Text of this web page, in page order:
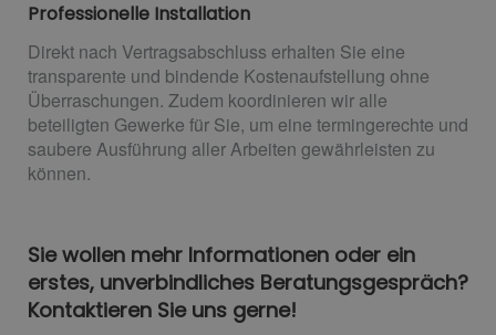
Professionelle Installation
Direkt nach Vertragsabschluss erhalten Sie eine
transparente und bindende Kostenaufstellung ohne
Überraschungen. Zudem koordinieren wir alle
beteiligten Gewerke für Sie, um eine termingerechte und
saubere Ausführung aller Arbeiten gewährleisten zu
können.
Sie wollen mehr Informationen oder ein
erstes, unverbindliches Beratungsgespräch?
Kontaktieren Sie uns gerne!